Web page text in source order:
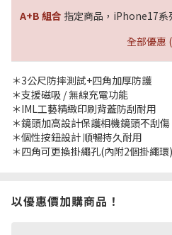
A+B 組合 指定商品，iPhone17系
全部優惠
＊3公尺防摔測試+四角加厚防護
＊支援磁吸 / 無線充電功能
＊IML工藝精緻印刷背蓋防刮耐用
＊鏡頭加高設計保護相機鏡頭不刮傷
＊個性按鈕設計 順暢持久耐用
＊四角可更換掛繩孔(內附2個掛繩環)
以優惠價加購商品！